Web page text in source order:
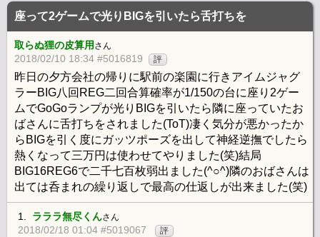
座って2ゲームで光りBIGを引いたら舌打ちを
取らぬ狸の皮算用 さん
2018/02/10 18:34 #5016819 評
昨日の夕方会社の帰りに駅前の楽園に行きアイムジャグ
ラーBIG八回REG二回合算確率が1/150の台に座り2ゲー
ムでGoGoランプが光りBIGを引いたら隣に座っていたお
ばさんに舌打ちをされました(ToT)凄く気分が悪かったか
らBIGを引く度にガッツポーズを出して神経逆撫でしたら
熱くなって三万円は使わせてやりました(笑)結局
BIG16REG6で二千七百枚弱出ました(^○^)隣のおばさんは
出ては呑まれの繰り返しで最高の仕返しが出来ました(笑)
1. ラララ無尽くんさん
2018/02/18 01:04 #5019067 評